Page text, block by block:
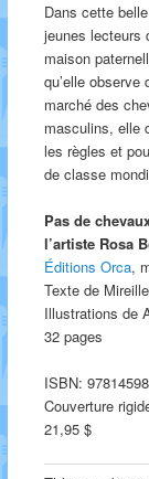
Dans cette
jeunes lecteurs
maison
qu’elle observe
marché des
masculins, elle
les règles et
de classe
Pas de
l’artiste Rosa
Éditions Orca,
Texte de
Illustrations de
32 pages
ISBN:
Couverture
21,95 $